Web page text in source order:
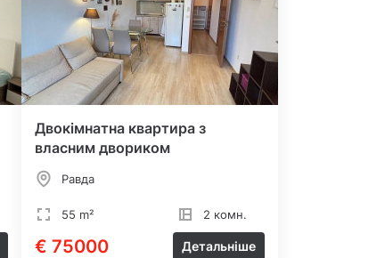
Двокімнатна квартира з
власним двориком
Равда
55 m² 2 комн.
€ 75000 Детальніше